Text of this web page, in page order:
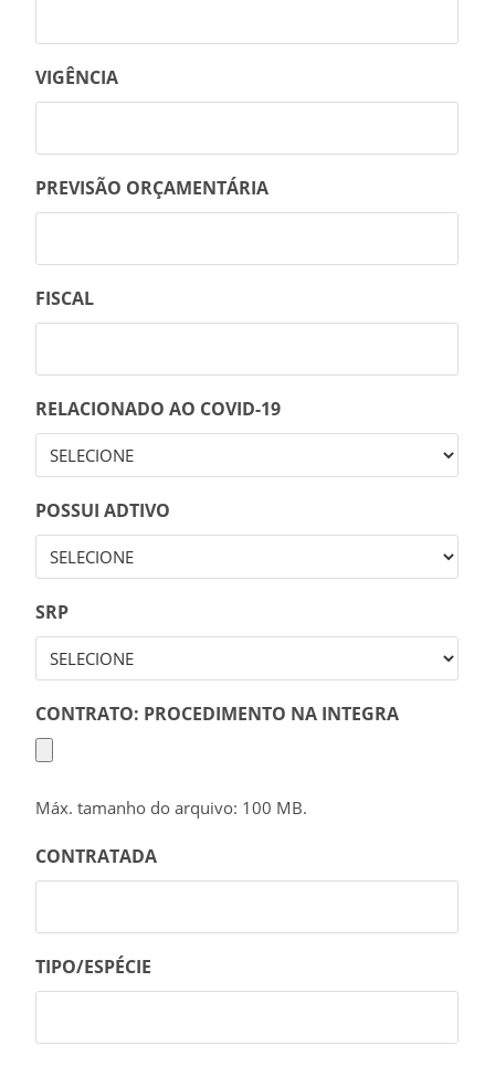
VIGÊNCIA
PREVISÃO ORÇAMENTÁRIA
FISCAL
RELACIONADO AO COVID-19
POSSUI ADTIVO
SRP
CONTRATO: PROCEDIMENTO NA INTEGRA
Máx. tamanho do arquivo: 100 MB.
CONTRATADA
TIPO/ESPÉCIE